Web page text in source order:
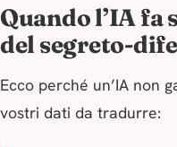
Quando l’IA
del segreto-
Ecco perché un’IA non
vostri dati da tradurre: